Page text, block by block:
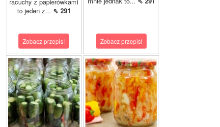
racuchy z papierówkami
to jeden z... ⇖ 291
Zobacz przepis! Zobacz przepis!